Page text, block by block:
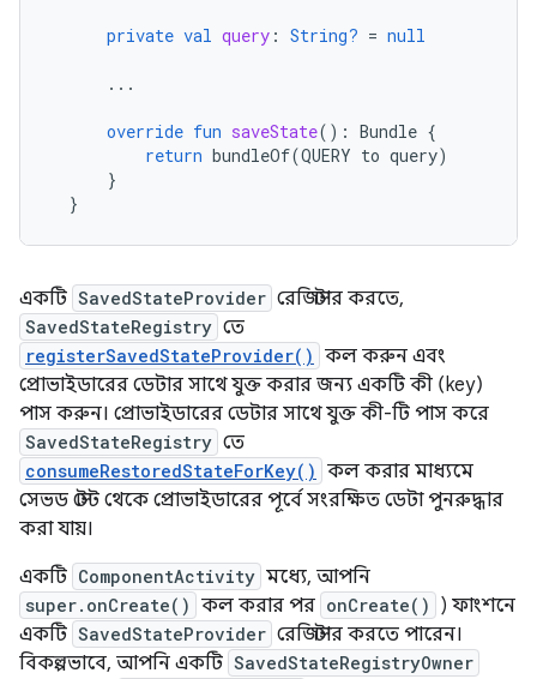
private val query : String? = null
...
override fun saveState(): Bundle {
return bundleOf(QUERY to query)
}
}
একটি SavedStateProvider রেজিস্টার করতে,
SavedStateRegistry তে
registerSavedStateProvider() কল করুন এবং
প্রোভাইডারের ডেটার সাথে যুক্ত করার জন্য একটি কী (key)
পাস করুন। প্রোভাইডারের ডেটার সাথে যুক্ত কী-টি পাস করে
SavedStateRegistry তে
consumeRestoredStateForKey() কল করার মাধ্যমে
সেভড স্টেট থেকে প্রোভাইডারের পূর্বে সংরক্ষিত ডেটা পুনরুদ্ধার
করা যায়।
একটি ComponentActivity মধ্যে, আপনি
super.onCreate() কল করার পর onCreate()
) ফাংশনে
একটি SavedStateProvider রেজিস্টার করতে পারেন।
বিকল্পভাবে, আপনি একটি SavedStateRegistryOwner